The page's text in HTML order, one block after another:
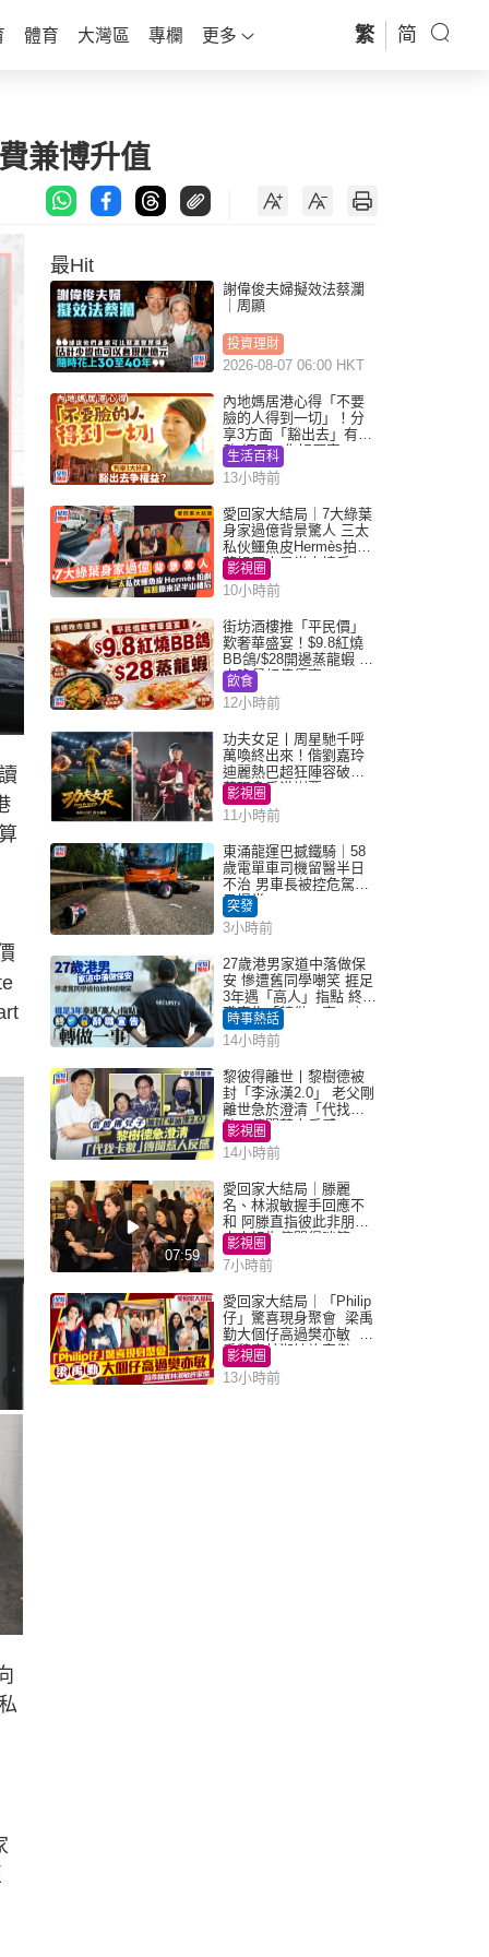
體育 大灣區 專欄 更多 繁 简
兼博升值
最Hit
謝偉俊夫婦擬效法蔡瀾
｜周顯
投資理財
2026-08-07 06:00 HKT
內地媽居港心得「不要
臉的人得到一切」！分
享3方面「豁出去」有著
數 網民：你好厲害
生活百科
13小時前
愛回家大結局｜7大綠葉
身家過億背景驚人 三太
私伙鱷魚皮Hermès拍劇
蘇姐原來是半山樓后
影視圈
10小時前
街坊酒樓推「平民價」
歎奢華盛宴！$9.8紅燒
BB鴿/$28開邊蒸龍蝦 3
大晚餐超值優惠
飲食
12小時前
功夫女足丨周星馳千呼
萬喚終出來！偕劉嘉玲
迪麗熱巴超狂陣容破天
荒現身香港謝票
影視圈
11小時前
東涌龍運巴撼鐵騎｜58
歲電單車司機留醫半日
不治 男車長被控危駕今
早提堂
突發
3小時前
27歲港男家道中落做保
安 慘遭舊同學嘲笑 捱足
3年遇「高人」指點 終辭
職宣告「轉做一事」｜
Juicy叮
時事熱話
14小時前
黎彼得離世丨黎樹德被
封「李泳漢2.0」 老父剛
離世急於澄清「代找卡
數」傳聞惹人反感
影視圈
14小時前
07:59
愛回家大結局｜滕麗
名、林淑敏握手回應不
和 阿滕直指彼此非朋友
大小姐指傳聞得啖笑
影視圈
7小時前
愛回家大結局｜「Philip
仔」驚喜現身聚會 梁禹
勤大個仔高過樊亦敏 超
乖黐實林淑敏許家傑
影視圈
13小時前